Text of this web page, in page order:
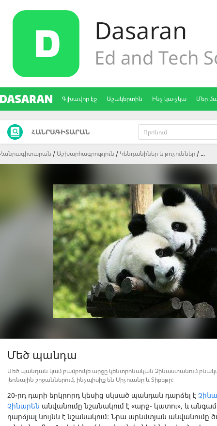
Գլխավոր էջ Աշակերտին Ինչ կա-չկա Մեր
ՀԱՆՐԱԳԻՏԱՐԱՆ
Հանրագիտարան Աշխարհագրություն Կենդանիներ և թռչուններ ...
Մեծ պանդա
Մեծ պանդան կամ բամբուկե արջը կենտրոնական Չինաստանում
լեռնային շրջաններում, ինչպիսիք են Սիչուանը և Տիբեթը:
20-րդ դարի երկրորդ կեսից սկսած պանդան դարձել է
Չինարեն անվանումը նշանակում է «արջ- կատու», և
դարձյալ նույնն է նշանակում: Նրա արևմտյան